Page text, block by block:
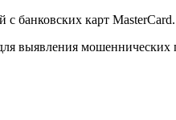
банковских карт MasterCard.
выявления